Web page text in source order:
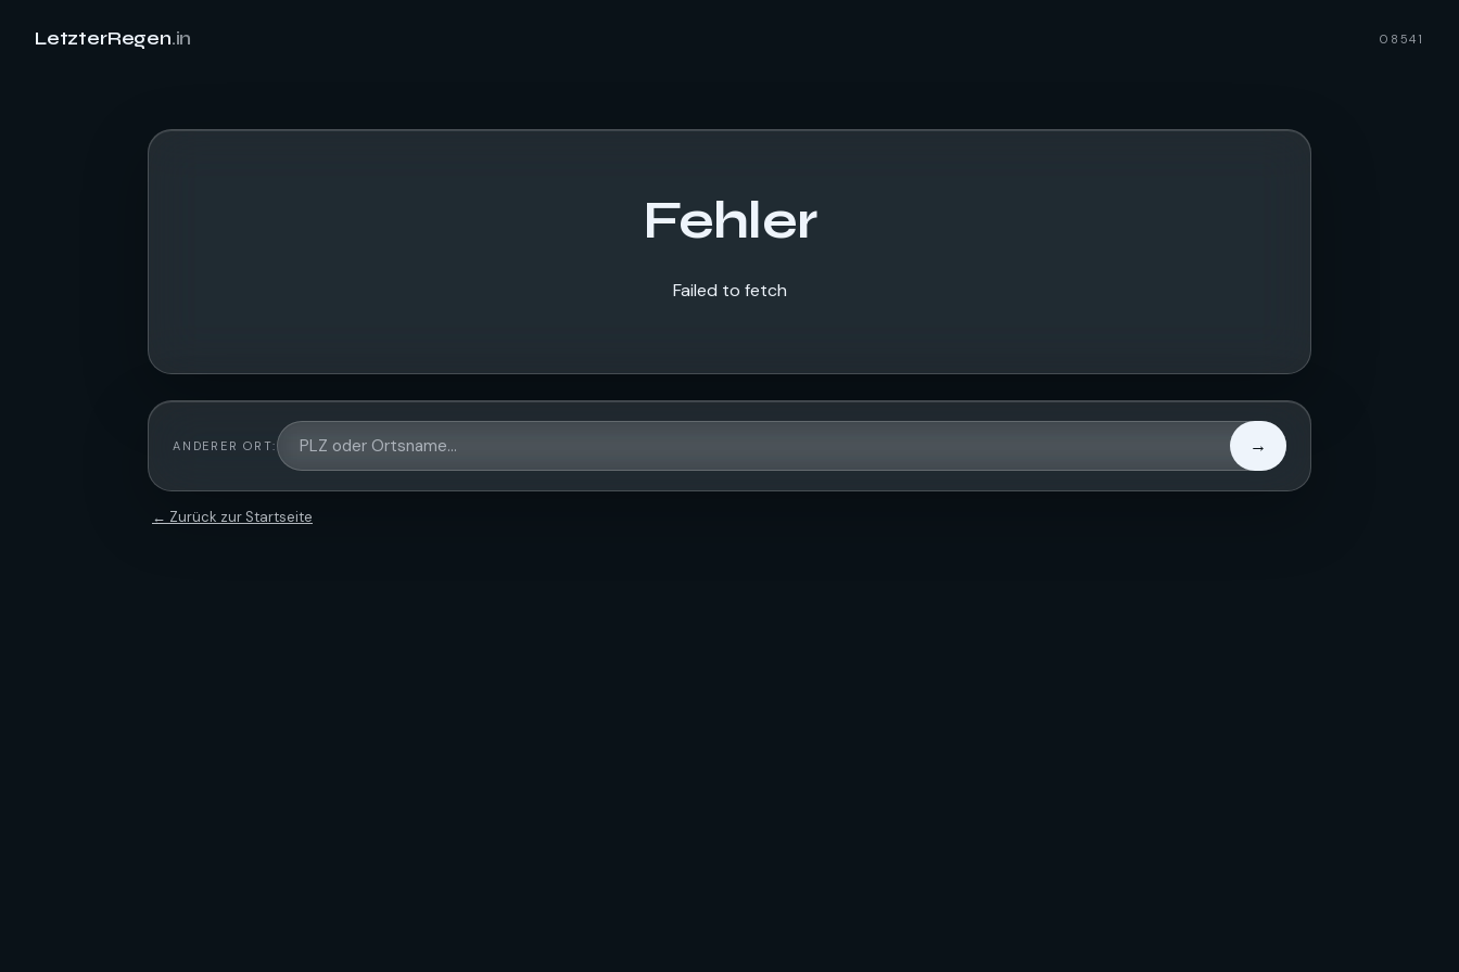
LetzterRegen.in 08541
Fehler
Failed to fetch
ANDERER ORT: →
← Zurück zur Startseite